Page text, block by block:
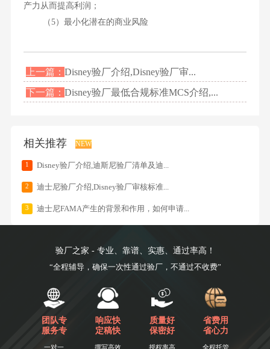
产力从而提高利润；
（5）最小化潜在的商业风险
上一篇：Disney验厂介绍,Disney验厂审...
下一篇：Disney验厂最低合规标准MCS介绍,...
相关推荐 NEW
1 Disney验厂介绍,迪斯尼验厂清单及迪...
2 迪士尼验厂介绍,Disney验厂审核标准...
3 迪士尼FAMA产生的背景和作用，如何申请...
验厂之家 - 专业、靠谱、实惠、通过率高！
“全程辅导，确保一次性通过验厂，不通过不收费”
团队专
服务专
一对一
响应快
定稿快
撰写高效
质量好
保密好
授权率高
省费用
省心力
全程托管